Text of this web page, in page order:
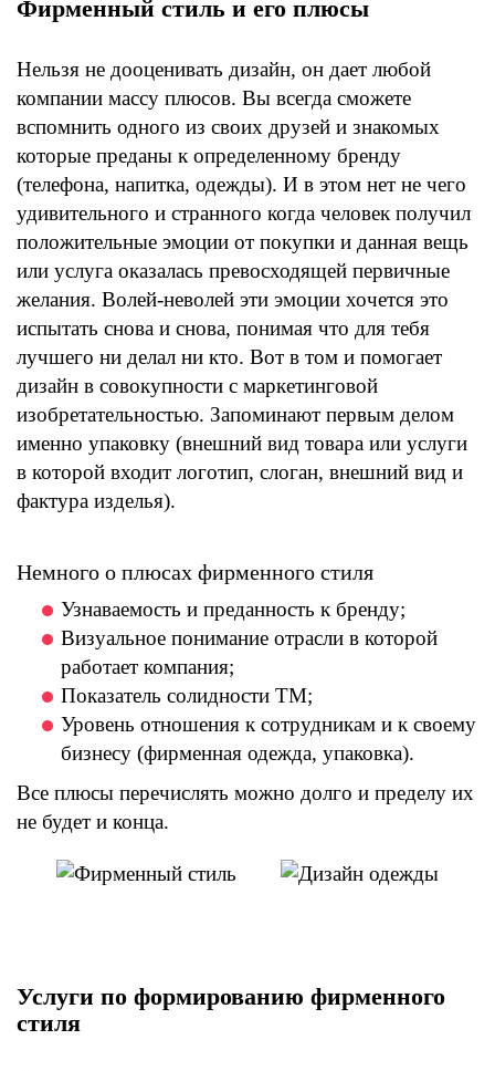
Фирменный стиль и его плюсы
Нельзя не дооценивать дизайн, он дает любой
компании массу плюсов. Вы всегда сможете
вспомнить одного из своих друзей и знакомых
которые преданы к определенному бренду
(телефона, напитка, одежды). И в этом нет не чего
удивительного и странного когда человек получил
положительные эмоции от покупки и данная вещь
или услуга оказалась превосходящей первичные
желания. Волей-неволей эти эмоции хочется это
испытать снова и снова, понимая что для тебя
лучшего ни делал ни кто. Вот в том и помогает
дизайн в совокупности с маркетинговой
изобретательностью. Запоминают первым делом
именно упаковку (внешний вид товара или услуги
в которой входит логотип, слоган, внешний вид и
фактура изделья).
Немного о плюсах фирменного стиля
Узнаваемость и преданность к бренду;
Визуальное понимание отрасли в которой
работает компания;
Показатель солидности ТМ;
Уровень отношения к сотрудникам и к своему
бизнесу (фирменная одежда, упаковка).
Все плюсы перечислять можно долго и пределу их
не будет и конца.
Услуги по формированию фирменного
стиля